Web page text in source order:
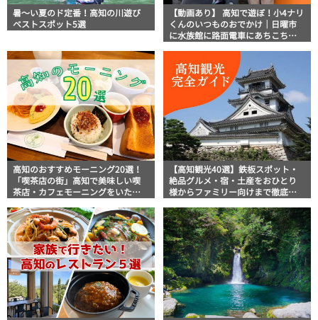
暑～い夏のド定番！高知の川遊び
ベストスポット5選
【動画あり】 高知で遊ぼ！小4ナリ
くんのいつものおでかけ｜日曜市
に水族館に路面電車にあちこち巡
高知のおすすめモーニング20選！
「喫茶店の街」高知で美味しい喫
茶店・カフェモーニングをいただ
【高知観光40選】鉄板スポット・
絶品グルメ・宿・土産をおひとり
様からファミリー向けまで徹底解